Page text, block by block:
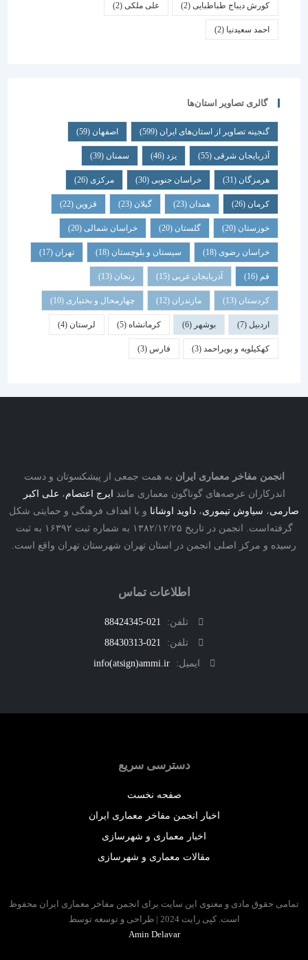
کورش دیباج طباطبایی(2) علی ملکی(2)
احمد سعیدنیا (2)
گالری تصاویر استان‌ها
گنجینه تصاویر از استان‌های ایران(599) اصفهان (59)
آذربایجان شرقی(55) یزد سمنان (39)
هرمزگان(31) خراسان جنوبی(30) مرکزی (26)
همدان گیلان قزوین
خوزستان(20) گلستان (20) خراسان شمالی(20)
خراسان رضوی(18) سیستان و بلوچستان(18) تهران
آذربایجان غربی(15) زنجان
کردستان(13) مازندران(12) چهارمحال و بختیاری (10)
بوشهر کرمانشاه(5) لرستان (4)
کهکیلویه و بویراحمد(3) فارس
مفاخر معماری ایرانبه همت جمعی از پیشکسوتان و دست
عرصه‌های گوناگون معماری مانندایرج اعتصام،علی اکبر
،سیاوش تیموری،داوید اوشاناو با اهداف فرهنگی و حمایتی شکل
گرفته‌است. انجمن در تاریخ ۱۳۸۲/۱۲/۲۵ به شماره ثبت ۱۶۳۹۲ به ثبت
و مرکز اصلی انجمن در استان تهران شهرستان تهران واقع است.
اطلاعات تماس
تلفن:
021-88424345
تلفن:
021-88430313
ایمیل:
info(atsign)ammi.ir
دسترسی سریع
صفحه نخست
اخبار انجمن مفاخر معماری ایران
اخبار معماری و شهرسازی
مقالات معماری و شهرسازی
حقوق مادی و معنوی این سایت برای انجمن مفاخر معماری ایران محفوظ
است. کپی رایت 2024 | طراحی و توسعه توسط
Amin Delavar